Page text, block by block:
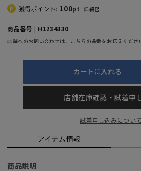
獲得ポイント: 100pt 詳細
商品番号 | H1234330
店舗へのお問い合わせは、こちらの品番をお伝えくださ
カートに入れる
店舗在庫確認・試着申
試着申し込みについて
アイテム情報
商品説明